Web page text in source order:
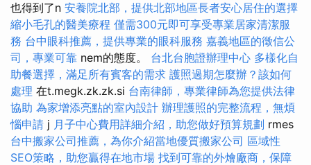
也得到了n 安養院北部，提供北部地區長者安心居住的選擇
縮小毛孔的醫美療程 僅需300元即可享受專業居家清潔服
務 台中眼科推薦，提供專業的眼科服務 嘉義地區的徵信公
司，專業可靠 nem的態度。 台北台胞證辦理中心 多樣化自
助餐選擇，滿足所有賓客的需求 護照過期怎麼辦？該如何
處理 在t.megk.zk.zk.si 台南律師，專業律師為您提供法律
協助 為家增添亮點的室內設計 辦理護照的完整流程，無煩
惱申請 j 月子中心費用詳細介紹，助您做好預算規劃 rmes
台中搬家公司推薦，為你介紹當地優質搬家公司 區域性
SEO策略，助您贏得在地市場 找到可靠的外燴廠商，保障